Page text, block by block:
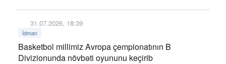
31.07.2026, 18:39
İdman
Basketbol millimiz Avropa çempionatının B
Divizionunda növbəti oyununu keçirib